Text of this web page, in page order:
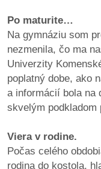
Po maturite…
Na gymnáziu som
nezmenila, čo ma
Univerzity
poplatný dobe, ako
a informácií bola na
skvelým podkladom
Viera v rodine.
Počas celého
rodina do kostola,